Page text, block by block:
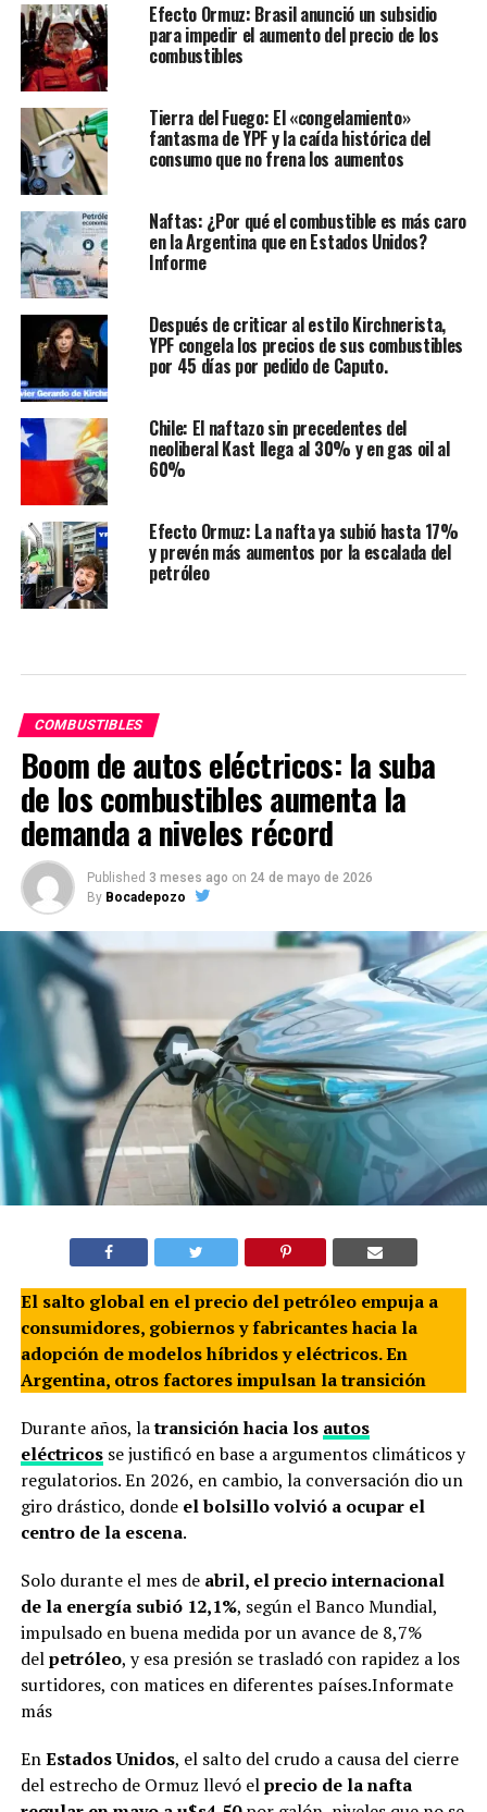
Efecto Ormuz: Brasil anunció un subsidio
para impedir el aumento del precio de los
combustibles
Tierra del Fuego: El «congelamiento»
fantasma de YPF y la caída histórica del
consumo que no frena los aumentos
Naftas: ¿Por qué el combustible es más caro
en la Argentina que en Estados Unidos?
Informe
Después de criticar al estilo Kirchnerista,
YPF congela los precios de sus combustibles
por 45 días por pedido de Caputo.
Chile: El naftazo sin precedentes del
neoliberal Kast llega al 30% y en gas oil al
60%
Efecto Ormuz: La nafta ya subió hasta 17%
y prevén más aumentos por la escalada del
petróleo
COMBUSTIBLES
Boom de autos eléctricos: la suba
de los combustibles aumenta la
demanda a niveles récord
Published 3 meses ago on 24 de mayo de 2026
By Bocadepozo
El salto global en el precio del petróleo empuja a
consumidores, gobiernos y fabricantes hacia la
adopción de modelos híbridos y eléctricos. En
Argentina, otros factores impulsan la transición
Durante años, latransición hacia los autos
eléctricosse justificó en base a argumentos climáticos y
regulatorios. En 2026, en cambio, la conversación dio un
giro drástico, donde el bolsillo volvió a ocupar el
centro de la escena.
Solo durante el mes de abril, el precio internacional
de la energía subió 12,1%, según el Banco Mundial,
impulsado en buena medida por un avance de 8,7%
delpetróleo, y esa presión se trasladó con rapidez a los
surtidores, con matices en diferentes países.Informate
más
EnEstados Unidos, el salto del crudo a causa del cierre
del estrecho de Ormuz llevó elprecio de la nafta